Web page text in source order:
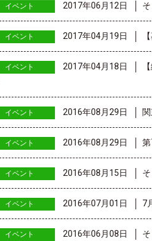
イベント 2017年06月12日
イベント 2017年04月19日
イベント 2017年04月18日
イベント 2016年08月29日
イベント 2016年08月29日
イベント 2016年08月15日
イベント 2016年07月01日 7
イベント 2016年06月08日